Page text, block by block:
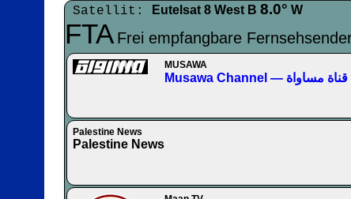
Satellit: Eutelsat 8 West B 8.0° W
FTA Frei empfangbare
MUSAWA
Musawa Channel — قناة مساواة
Palestine News
Palestine News